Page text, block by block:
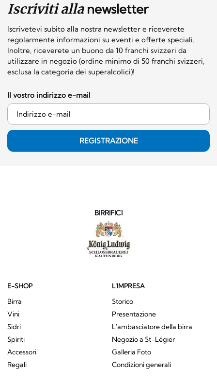
Iscriviti allanewsletter
Iscrivetevi subito alla nostra newsletter e riceverete
regolarmente informazioni su eventi e offerte speciali.
Inoltre, riceverete un buono da 10 franchi svizzeri da
utilizzare in negozio (ordine minimo di 50 franchi svizzeri,
esclusa la categoria dei superalcolici)!
Il vostro indirizzo e-mail
REGISTRAZIONE
BIRRIFICI
E-SHOP
Birra
Vini
Sidri
Spiriti
Accessori
Regali
L'IMPRESA
Storico
Presentazione
L'ambasciatore della birra
Negozio a St-Légier
Galleria Foto
Condizioni generali